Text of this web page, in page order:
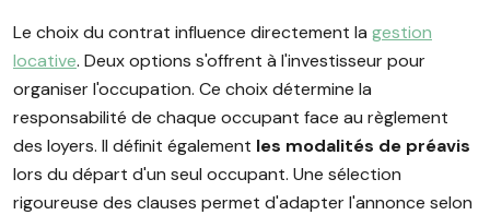
Le choix du contrat influence directement la gestion
locative. Deux options s'offrent à l'investisseur pour
organiser l'occupation. Ce choix détermine la
responsabilité de chaque occupant face au règlement
des loyers. Il définit également les modalités de préavis
lors du départ d'un seul occupant. Une sélection
rigoureuse des clauses permet d'adapter l'annonce selon